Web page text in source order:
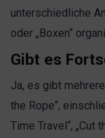
unterschiedliche
oder „Boxen“
Gibt es
Ja, es gibt
the Rope“,
Time Travel“, „Cut